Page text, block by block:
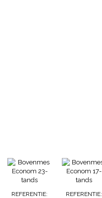
REFERENTIE:
REFERENTIE: